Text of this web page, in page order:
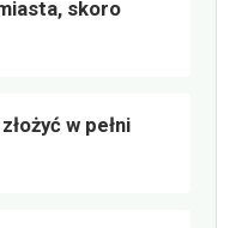
skoro
w pełni